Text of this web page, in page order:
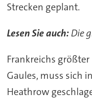
Strecken geplant.
Lesen Sie auch:Die
Frankreichs größter
Gaules, muss sich
Heathrow